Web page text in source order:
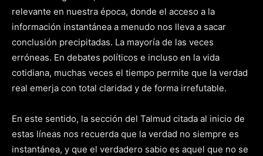
relevante en nuestra época, donde el acceso a la
información instantánea a menudo nos lleva a sacar
conclusión precipitadas. La mayoría de las veces
erróneas. En debates políticos e incluso en la vida
cotidiana, muchas veces el tiempo permite que la verdad
real emerja con total claridad y de forma irrefutable.
En este sentido, la sección del Talmud citada al inicio de
estas líneas nos recuerda que la verdad no siempre es
instantánea, y que el verdadero sabio es aquel que no se